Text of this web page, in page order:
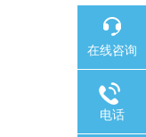
在线咨询
电话